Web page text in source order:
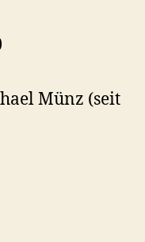
Münz (seit